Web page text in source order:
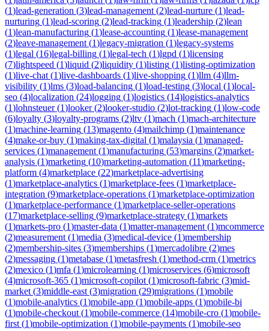
(1)lead-generation (3)lead-management (2)lead-nurture (1)lead-
nurturing (1)lead-scoring (2)lead-tracking (1)leadership (2)lean
(1)lean-manufacturing (1)lease-accounting (1)lease-management
(2)leave-management (1)legacy-migration (1)legacy-systems
(1)legal (16)legal-billing (1)legal-tech (1)lgpd (1)licensing
(7)lightspeed (1)liquid (2)liquidity (1)listing (1)listing-optimization
(1)live-chat (1)live-dashboards (1)live-shopping (1)llm (4)llm-
visibility (1)lms (3)load-balancing (1)load-testing (3)local (1)local-
seo (4)localization (24)logging (1)logistics (14)logistics-analytics
(1)lohnsteuer(1)looker(2)looker-studio (2)lot-tracking (1)low-code
(6)loyalty (3)loyalty-programs (2)ltv (1)mach (1)mach-architecture
(1)machine-learning (13)magento (4)mailchimp (1)maintenance
(4)make-or-buy (1)making-tax-digital (1)malaysia (1)managed-
services (1)management (1)manufacturing (53)margins (2)market-
analysis (1)marketing (10)marketing-automation (11)marketing-
platform (4)marketplace (22)marketplace-advertising
(1)marketplace-analytics (1)marketplace-fees (1)marketplace-
integration (9)marketplace-operations (1)marketplace-optimization
(1)marketplace-performance (1)marketplace-seller-operations
(17)marketplace-selling (9)marketplace-strategy (1)markets
(1)markets-pro (1)master-data (1)matter-management (1)mcommerce
(2)measurement (1)media (3)medical-device (1)membership
(2)membership-sites (3)memberships (1)mercadolibre (2)mes
(2)messaging (1)metabase (1)metasfresh (1)method-crm (1)metrics
(2)mexico (1)mfa (1)microlearning (1)microservices (6)microsoft
(4)microsoft-365 (1)microsoft-copilot (1)microsoft-fabric (3)mid-
market (3)middle-east (3)migration (29)migrations (1)mobile
(1)mobile-analytics (1)mobile-app (1)mobile-apps (1)mobile-bi
(1)mobile-checkout (1)mobile-commerce (14)mobile-cro (1)mobile-
first (1)mobile-optimization (1)mobile-payments (1)mobile-seo